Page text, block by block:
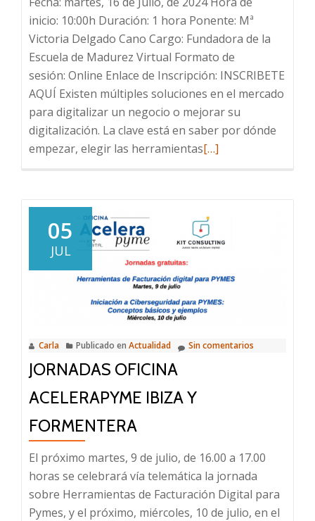
inicio: 10:00h Duración: 1 hora Ponente: Mª
Victoria Delgado Cano Cargo: Fundadora de la
Escuela de Madurez Virtual Formato de
sesión: Online Enlace de Inscripción: INSCRIBETE
AQUÍ Existen múltiples soluciones en el mercado
para digitalizar un negocio o mejorar su
digitalización. La clave está en saber por dónde
empezar, elegir las herramientasLeer
gratuita
Oficina
Ibiza
Formentera:
según
al
Kit
Digital
[…]
05
JUL
Carla Publicado en Actualidad Sin comentarios
JORNADAS OFICINA
ACELERAPYME IBIZA Y
FORMENTERA
El próximo martes, 9 de julio, de 16.00 a 17.00
horas se celebrará vía telemática la jornada
sobre Herramientas de Facturación Digital para
Pymes, y el próximo, miércoles, 10 de julio, en el